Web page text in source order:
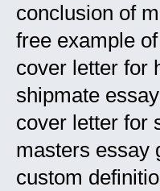
conclusion of
free example
cover letter for
shipmate essay
cover letter for
masters essay
custom